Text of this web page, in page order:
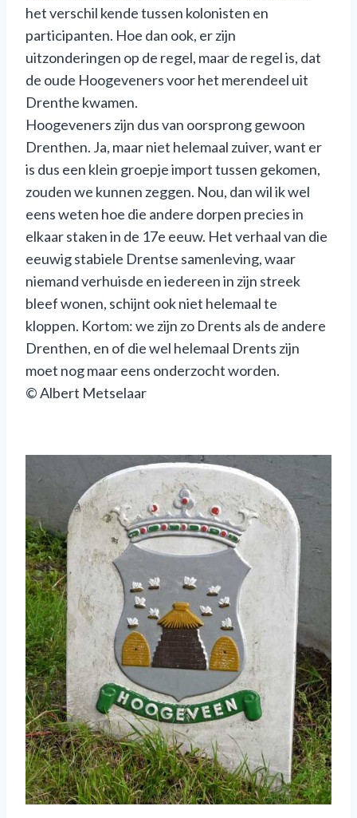
het verschil kende tussen kolonisten en
participanten. Hoe dan ook, er zijn
uitzonderingen op de regel, maar de regel is, dat
de oude Hoogeveners voor het merendeel uit
Drenthe kwamen.
Hoogeveners zijn dus van oorsprong gewoon
Drenthen. Ja, maar niet helemaal zuiver, want er
is dus een klein groepje import tussen gekomen,
zouden we kunnen zeggen. Nou, dan wil ik wel
eens weten hoe die andere dorpen precies in
elkaar staken in de 17e eeuw. Het verhaal van die
eeuwig stabiele Drentse samenleving, waar
niemand verhuisde en iedereen in zijn streek
bleef wonen, schijnt ook niet helemaal te
kloppen. Kortom: we zijn zo Drents als de andere
Drenthen, en of die wel helemaal Drents zijn
moet nog maar eens onderzocht worden.
© Albert Metselaar